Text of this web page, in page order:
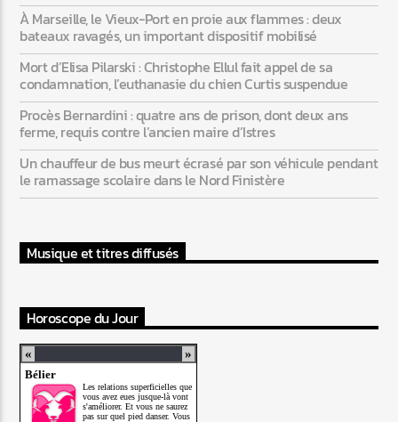
À Marseille, le Vieux-Port en proie aux flammes : deux
bateaux ravagés, un important dispositif mobilisé
Mort d’Elisa Pilarski : Christophe Ellul fait appel de sa
condamnation, l’euthanasie du chien Curtis suspendue
Procès Bernardini : quatre ans de prison, dont deux ans
ferme, requis contre l’ancien maire d’Istres
Un chauffeur de bus meurt écrasé par son véhicule pendant
le ramassage scolaire dans le Nord Finistère
Musique et titres diffusés
Horoscope du Jour